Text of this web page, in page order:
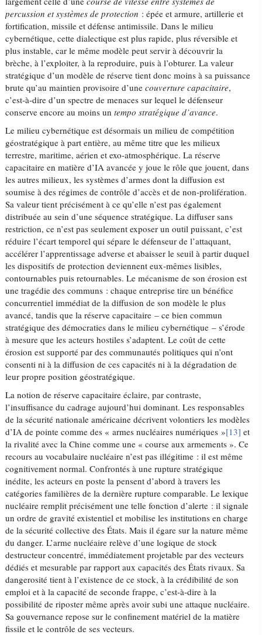
percussion et systèmes de protection : épée et armure, artillerie et
fortification, missile et défense antimissile. Dans le milieu
cybernétique, cette dialectique est plus rapide, plus réversible et
plus instable, car le même modèle peut servir à découvrir la
brèche, à l’exploiter, à la reproduire, puis à l’obturer. La valeur
stratégique d’un modèle de réserve tient donc moins à sa puissance
brute qu’au maintien provisoire d’unecouverture capacitaire,
c’est-à-dire d’un spectre de menaces sur lequel le défenseur
conserve encore au moins untempo stratégique d’avance.
Le milieu cybernétique est désormais un milieu de compétition
géostratégique à part entière, au même titre que les milieux
terrestre, maritime, aérien et exo-atmosphérique. La réserve
capacitaire en matière d’IA avancée y joue le rôle que jouent, dans
les autres milieux, les systèmes d’armes dont la diffusion est
soumise à des régimes de contrôle d’accès et de non-prolifération.
Sa valeur tient précisément à ce qu’elle n’est pas également
distribuée au sein d’une séquence stratégique. La diffuser sans
restriction, ce n’est pas seulement exposer un outil puissant, c’est
réduire l’écart temporel qui sépare le défenseur de l’attaquant,
accélérer l’apprentissage adverse et abaisser le seuil à partir duquel
les dispositifs de protection deviennent eux-mêmes lisibles,
contournables puis retournables. Le mécanisme de son érosion est
une tragédie des communs : chaque entreprise tire un bénéfice
concurrentiel immédiat de la diffusion de son modèle le plus
avancé, tandis que la réserve capacitaire – ce bien commun
stratégique des démocraties dans le milieu cybernétique – s’érode
à mesure que les acteurs hostiles s’adaptent. Le coût de cette
érosion est supporté par des communautés politiques qui n’ont
consenti ni à la diffusion de ces capacités ni à la dégradation de
leur propre position géostratégique.
La notion de réserve capacitaire éclaire, par contraste,
l’insuffisance du cadrage aujourd’hui dominant. Les responsables
de la sécurité nationale américaine décrivent volontiers les modèles
d’IA de pointe comme des « armes nucléaires numériques »[13] et
la rivalité avec la Chine comme une « course aux armements ». Ce
recours au vocabulaire nucléaire n’est pas illégitime : il est même
cognitivement normal. Confrontés à une rupture stratégique
inédite, les acteurs en poste la pensent d’abord à travers les
catégories familières de la dernière rupture comparable. Le lexique
nucléaire remplit précisément une telle fonction d’alerte : il signale
un ordre de gravité existentiel et mobilise les institutions en charge
de la sécurité collective des États. Mais il égare sur la nature même
du danger. L’arme nucléaire relève d’une logique de stock
destructeur concentré, immédiatement projetable par des vecteurs
dédiés et mesurable par rapport aux capacités des États rivaux. Sa
dangerosité tient à l’existence de ce stock, à la crédibilité de son
emploi et à la capacité de seconde frappe, c’est-à-dire à la
possibilité de riposter même après avoir subi une attaque nucléaire.
Sa gouvernance repose sur le confinement matériel de la matière
fissile et le contrôle de ses vecteurs.